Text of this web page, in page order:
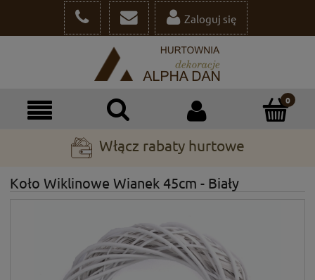
Zaloguj się
Włącz rabaty hurtowe
Koło Wiklinowe Wianek 45cm - Biały